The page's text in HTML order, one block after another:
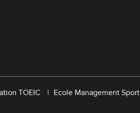
TOEIC Ecole Management Sport